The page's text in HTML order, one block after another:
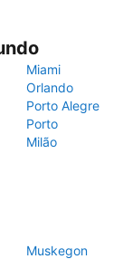
Miami
Orlando
Porto Alegre
Porto
Milão
Muskegon